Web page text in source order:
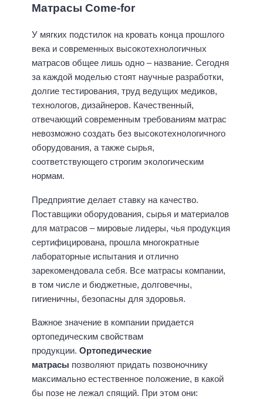
Матрасы Come-for
У мягких подстилок на кровать конца прошлого
века и современных высокотехнологичных
матрасов общее лишь одно – название. Сегодня
за каждой моделью стоят научные разработки,
долгие тестирования, труд ведущих медиков,
технологов, дизайнеров. Качественный,
отвечающий современным требованиям матрас
невозможно создать без высокотехнологичного
оборудования, а также сырья,
соответствующего строгим экологическим
нормам.
Предприятие делает ставку на качество.
Поставщики оборудования, сырья и материалов
для матрасов – мировые лидеры, чья продукция
сертифицирована, прошла многократные
лабораторные испытания и отлично
зарекомендовала себя. Все матрасы компании,
в том числе и бюджетные, долговечны,
гигиеничны, безопасны для здоровья.
Важное значение в компании придается
ортопедическим свойствам
продукции. Ортопедические
матрасы позволяют придать позвоночнику
максимально естественное положение, в какой
бы позе не лежал спящий. При этом они: